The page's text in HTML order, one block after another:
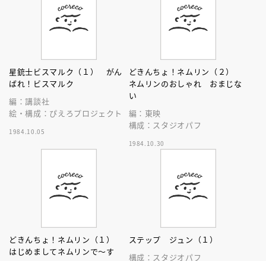
星銃士ビスマルク（１） がん
ばれ！ビスマルク
編：講談社
絵・構成：ぴえろプロジェクト
1984.10.05
どきんちょ！ネムリン（２）
ネムリンのおしゃれ おまじな
い
編：東映
構成：スタジオパフ
1984.10.30
どきんちょ！ネムリン（１）
はじめましてネムリンで～す
ステップ ジュン（１）
構成：スタジオパフ